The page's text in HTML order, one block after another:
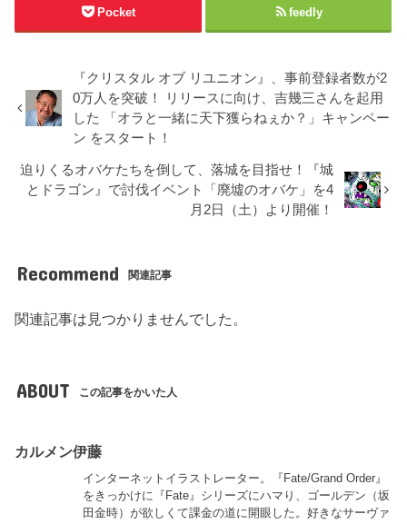
Pocket feedly
『クリスタル オブ リユニオン』、事前登録者数が2
0万人を突破！ リリースに向け、吉幾三さんを起用
した 「オラと一緒に天下獲らねぇか？」キャンペー
ン をスタート！
迫りくるオバケたちを倒して、落城を目指せ！『城
とドラゴン』で討伐イベント「廃墟のオバケ」を4
月2日（土）より開催！
Recommend 関連記事
関連記事は見つかりませんでした。
ABOUT この記事をかいた人
カルメン伊藤
インターネットイラストレーター。『Fate/Grand Order』
をきっかけに『Fate』シリーズにハマり、ゴールデン（坂
田金時）が欲しくて課金の道に開眼した。好きなサーヴァ